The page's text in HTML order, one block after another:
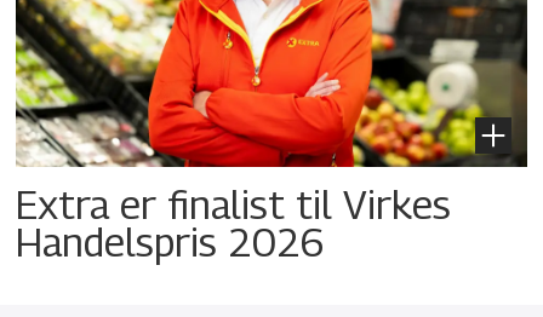
Extra er finalist til Virkes
Handelspris 2026